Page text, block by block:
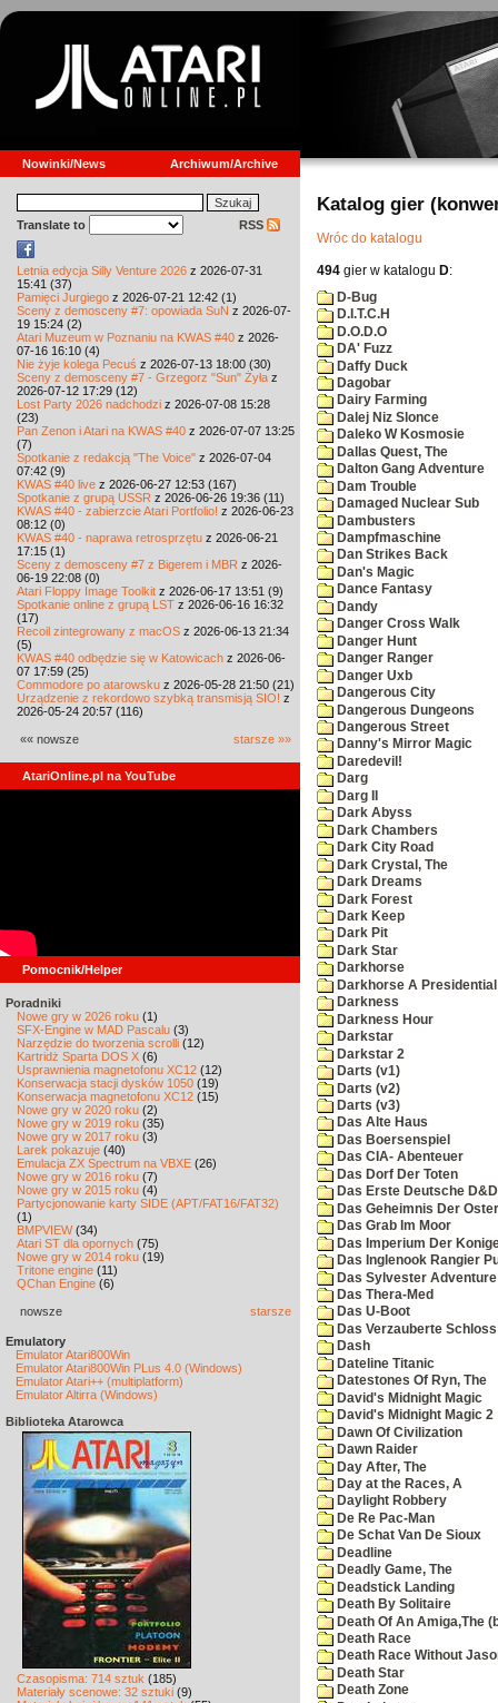
Nowinki/News Archiwum/Archive
Translate to RSS
Letnia edycja Silly Venture 2026 z 2026-07-31
15:41 (37)
Pamięci Jurgiego z 2026-07-21 12:42 (1)
Sceny z demosceny #7: opowiada SuN z 2026-07-
19 15:24 (2)
Atari Muzeum w Poznaniu na KWAS #40 z 2026-
07-16 16:10 (4)
Nie żyje kolega Pecuś z 2026-07-13 18:00 (30)
Sceny z demosceny #7 - Grzegorz "Sun" Żyła z
2026-07-12 17:29 (12)
Lost Party 2026 nadchodzi z 2026-07-08 15:28
(23)
Pan Zenon i Atari na KWAS #40 z 2026-07-07 13:25
(7)
Spotkanie z redakcją "The Voice" z 2026-07-04
07:42 (9)
KWAS #40 live z 2026-06-27 12:53 (167)
Spotkanie z grupą USSR z 2026-06-26 19:36 (11)
KWAS #40 - zabierzcie Atari Portfolio! z 2026-06-23
08:12 (0)
KWAS #40 - naprawa retrosprzętu z 2026-06-21
17:15 (1)
Sceny z demosceny #7 z Bigerem i MBR z 2026-
06-19 22:08 (0)
Atari Floppy Image Toolkit z 2026-06-17 13:51 (9)
Spotkanie online z grupą LST z 2026-06-16 16:32
(17)
Recoil zintegrowany z macOS z 2026-06-13 21:34
(5)
KWAS #40 odbędzie się w Katowicach z 2026-06-
07 17:59 (25)
Commodore po atarowsku z 2026-05-28 21:50 (21)
Urządzenie z rekordowo szybką transmisją SIO! z
2026-05-24 20:57 (116)
«« nowsze starsze »»
AtariOnline.pl na YouTube
Pomocnik/Helper
Poradniki
Nowe gry w 2026 roku (1)
SFX-Engine w MAD Pascalu (3)
Narzędzie do tworzenia scrolli (12)
Kartridż Sparta DOS X (6)
Usprawnienia magnetofonu XC12 (12)
Konserwacja stacji dysków 1050 (19)
Konserwacja magnetofonu XC12 (15)
Nowe gry w 2020 roku (2)
Nowe gry w 2019 roku (35)
Nowe gry w 2017 roku (3)
Larek pokazuje (40)
Emulacja ZX Spectrum na VBXE (26)
Nowe gry w 2016 roku (7)
Nowe gry w 2015 roku (4)
Partycjonowanie karty SIDE (APT/FAT16/FAT32)
(1)
BMPVIEW(34)
Atari ST dla opornych (75)
Nowe gry w 2014 roku (19)
Tritone engine (11)
QChan Engine (6)
nowsze starsze
Emulatory
Emulator Atari800Win
Emulator Atari800Win PLus 4.0 (Windows)
Emulator Atari++ (multiplatform)
Emulator Altirra (Windows)
Biblioteka Atarowca
Czasopisma: 714 sztuk (185)
Materiały scenowe: 32 sztuki (9)
Katalog gier
Wróc do katalogu
494 gier w katalogu D:
D-Bug
D.I.T.C.H
D.O.D.O
DA' Fuzz
Daffy Duck
Dagobar
Dairy Farming
Dalej Niz Slonce
Daleko W Kosmosie
Dallas Quest, The
Dalton Gang Adventure
Dam Trouble
Damaged Nuclear Sub
Dambusters
Dampfmaschine
Dan Strikes Back
Dan's Magic
Dance Fantasy
Dandy
Danger Cross Walk
Danger Hunt
Danger Ranger
Danger Uxb
Dangerous City
Dangerous Dungeons
Dangerous Street
Danny's Mirror Magic
Daredevil!
Darg
Darg II
Dark Abyss
Dark Chambers
Dark City Road
Dark Crystal, The
Dark Dreams
Dark Forest
Dark Keep
Dark Pit
Dark Star
Darkhorse
Darkhorse A
Darkness
Darkness Hour
Darkstar
Darkstar 2
Darts (v1)
Darts (v2)
Darts (v3)
Das Alte Haus
Das Boersenspiel
Das CIA- Abenteuer
Das Dorf Der Toten
Das Erste Deutsche
Das Geheimnis Der
Das Grab Im Moor
Das Imperium Der
Das Inglenook Rangier
Das Sylvester Adventure
Das Thera-Med
Das U-Boot
Das Verzauberte Schloss
Dash
Dateline Titanic
Datestones Of Ryn, The
David's Midnight Magic
David's Midnight Magic 2
Dawn Of Civilization
Dawn Raider
Day After, The
Day at the Races, A
Daylight Robbery
De Re Pac-Man
De Schat Van De Sioux
Deadline
Deadly Game, The
Deadstick Landing
Death By Solitaire
Death Of An Amiga,The
Death Race
Death Race Without
Death Star
Death Zone